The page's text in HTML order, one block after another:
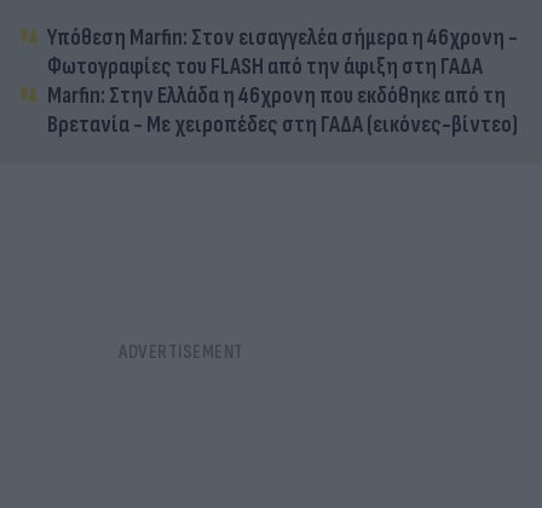
Υπόθεση Marfin: Στον εισαγγελέα σήμερα η 46χρονη -
Φωτογραφίες του FLASH από την άφιξη στη ΓΑΔΑ
Marfin: Στην Ελλάδα η 46χρονη που εκδόθηκε από τη
Βρετανία - Με χειροπέδες στη ΓΑΔΑ (εικόνες-βίντεο)